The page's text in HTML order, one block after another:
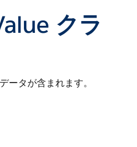
クラ
ータが含まれます。